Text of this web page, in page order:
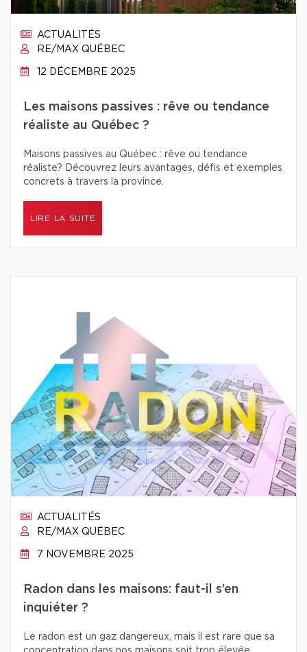
ACTUALITÉS
RE/MAX QUÉBEC
12 DÉCEMBRE 2025
Les maisons passives : rêve ou tendance
réaliste au Québec ?
Maisons passives au Québec : rêve ou tendance
réaliste? Découvrez leurs avantages, défis et exemples
concrets à travers la province.
LIRE LA SUITE
ACTUALITÉS
RE/MAX QUÉBEC
7 NOVEMBRE 2025
Radon dans les maisons: faut-il s’en
inquiéter ?
Le radon est un gaz dangereux, mais il est rare que sa